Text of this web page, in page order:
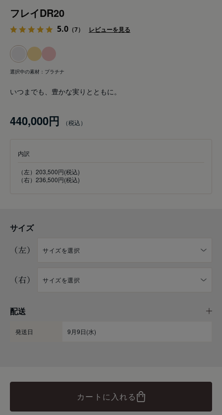
フレイDR20
5.0 （7） レビューを見る
選択中の素材： プラチナ
いつまでも、豊かな実りとともに。
440,000円
内訳
（左）203,500円(税込)
（右）236,500円(税込)
サイズ
（左）
（右）
配送
発送日 9月9日(水)
カートに入れる